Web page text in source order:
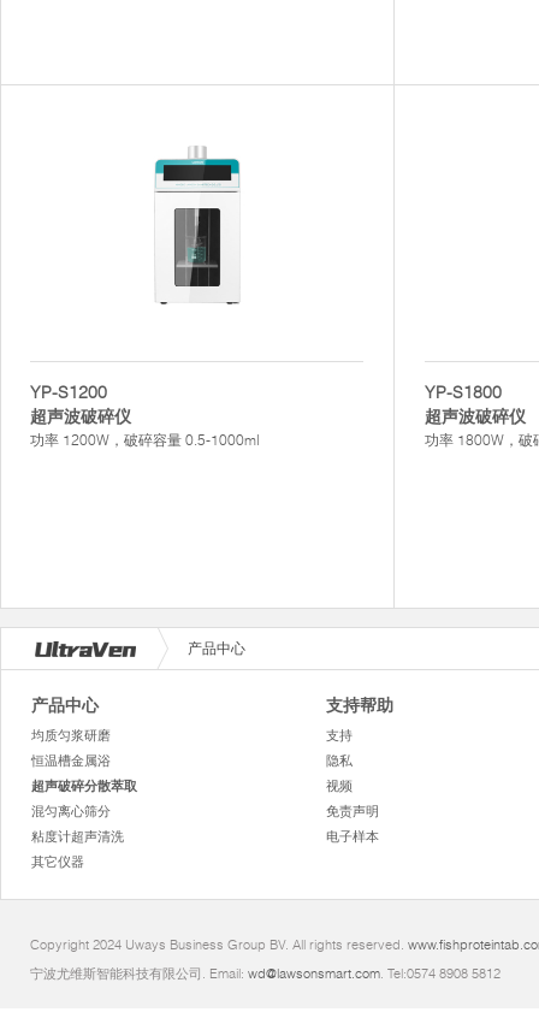
YP-S1200
超声波破碎仪
功率 1200W，破碎容量 0.5-1000ml
YP-S1800
超声波破碎仪
功率 1800W，破
产品中心
产品中心
均质匀浆研磨
恒温槽金属浴
超声破碎分散萃取
混匀离心筛分
粘度计超声清洗
其它仪器
支持帮助
支持
隐私
视频
免责声明
电子样本
Copyright 2024 Uways Business Group BV. All rights reserved.
宁波尤维斯智能科技有限公司. Email: wd@lawsonsmart.com. Tel:0574 8908 5812